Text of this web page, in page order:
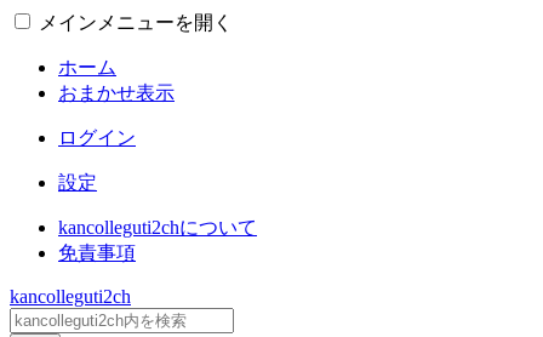
メインメニューを開く
ホーム
おまかせ表示
ログイン
設定
kancolleguti2chについて
免責事項
kancolleguti2ch